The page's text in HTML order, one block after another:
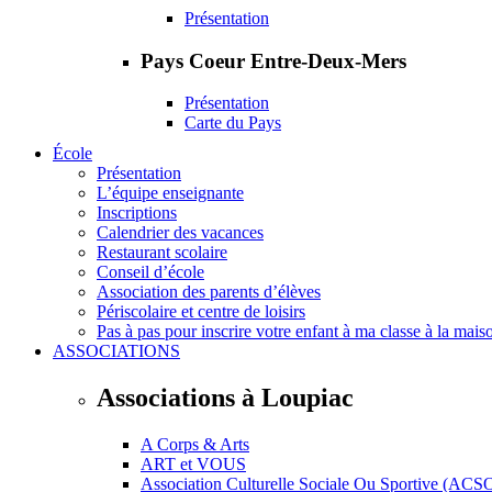
Présentation
Pays Coeur Entre-Deux-Mers
Présentation
Carte du Pays
École
Présentation
L’équipe enseignante
Inscriptions
Calendrier des vacances
Restaurant scolaire
Conseil d’école
Association des parents d’élèves
Périscolaire et centre de loisirs
Pas à pas pour inscrire votre enfant à ma classe à la
ASSOCIATIONS
Associations à Loupiac
A Corps & Arts
ART et VOUS
Association Culturelle Sociale Ou Sportive